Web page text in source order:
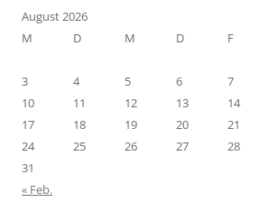
August 2026
M
D M D F
3
4 5 6 7
10
11 12 13 14
17
18 19 20 21
24
25 26 27 28
31
« Feb.